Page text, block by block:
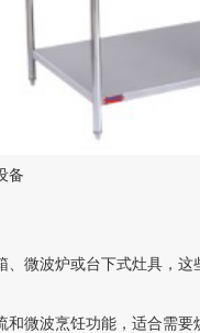
备
微波炉或台下式灶具，这
微波烹饪功能，适合需要